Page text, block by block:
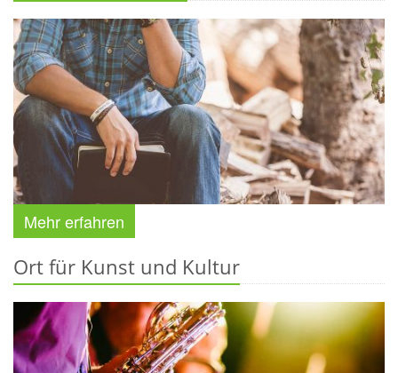
Mehr erfahren
Ort für Kunst und Kultur